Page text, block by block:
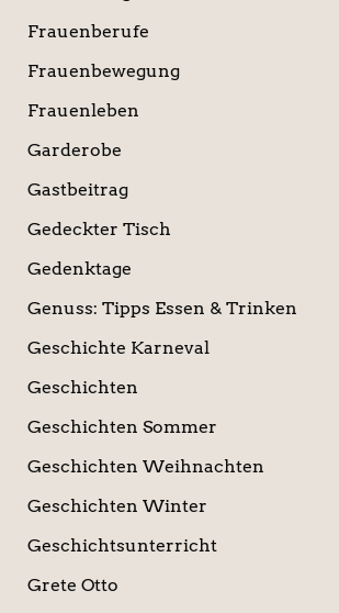
Frauenberufe
Frauenbewegung
Frauenleben
Garderobe
Gastbeitrag
Gedeckter Tisch
Gedenktage
Genuss: Tipps Essen & Trinken
Geschichte Karneval
Geschichten
Geschichten Sommer
Geschichten Weihnachten
Geschichten Winter
Geschichtsunterricht
Grete Otto